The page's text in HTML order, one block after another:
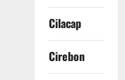
Cilacap
Cirebon